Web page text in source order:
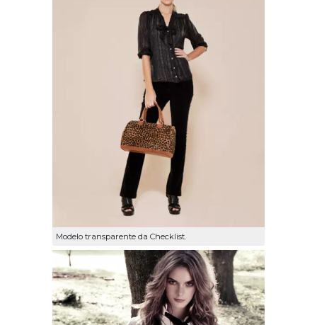
Modelo transparente da Checklist.